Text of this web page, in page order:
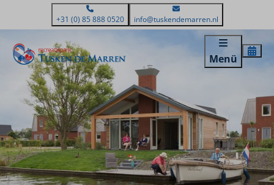
+31 (0) 85 888 0520 info@tuskendemarren.nl
Menü